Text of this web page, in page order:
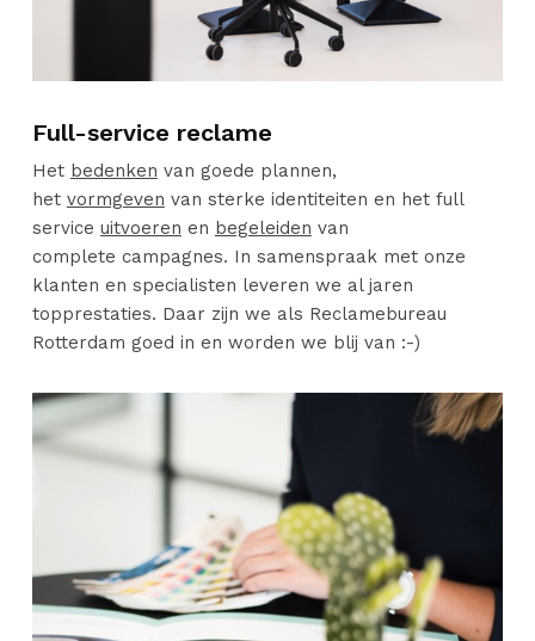
Full-service reclame
Het bedenken van goede plannen,
het vormgeven van sterke identiteiten en het full
service uitvoeren en begeleiden van
complete campagnes. In samenspraak met onze
klanten en specialisten leveren we al jaren
topprestaties. Daar zijn we als Reclamebureau
Rotterdam goed in en worden we blij van :-)